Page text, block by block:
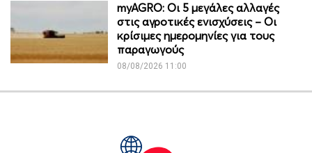
myAGRO: Οι 5 μεγάλες αλλαγές
στις αγροτικές ενισχύσεις – Οι
κρίσιμες ημερομηνίες για τους
παραγωγούς
08/08/2026 11:00